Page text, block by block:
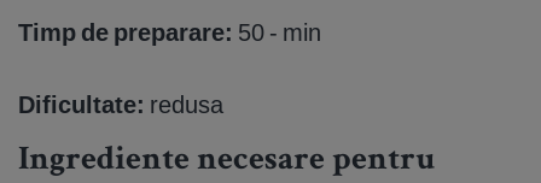
Timp de preparare: 50 - min
Dificultate: redusa
Ingrediente necesare pentru